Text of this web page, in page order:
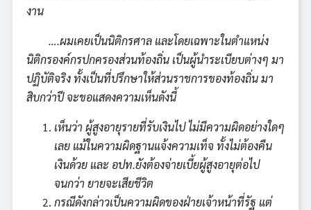
งาน
….ผมเคยเป็นนิติกรศาล และโดยเฉพาะในตำแหน่ง
นิติกรองค์กรปกครองส่วนท้องถิ่น เป็นผู้นำระเบียบต่างๆ มา
ปฏิบัติจริง ทั้งเป็นที่ปรึกษาให้ส่วนราชการของท้องถิ่น มา
สิบกว่าปี จะขอแสดงความเห็นดังนี้
เห็นว่า ผู้สูงอายุรายที่รับเงินไป ไม่มีความผิดอย่างใดๆ
เลย แม้ในความผิดฐานแจ้งความเท็จ ทั้งไม่ต้องคืน
เงินด้วย และ อปท.ยังต้องจ่ายเบี้ยผู้สูงอายุต่อไป
จนกว่า ยายจะเสียชีวิต
กรณีดังกล่าวเป็นความผิดของฝ่ายเจ้าหน้าที่รัฐ แต่